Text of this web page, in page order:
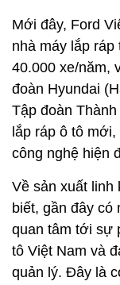
Mới đây, Ford
nhà máy lắp
40.000 xe/năm,
đoàn Hyundai
Tập đoàn
lắp ráp ô tô
công nghệ hiện
Về sản xuất linh
biết, gần đây
quan tâm tới sự
tô Việt Nam và
quản lý. Đây là